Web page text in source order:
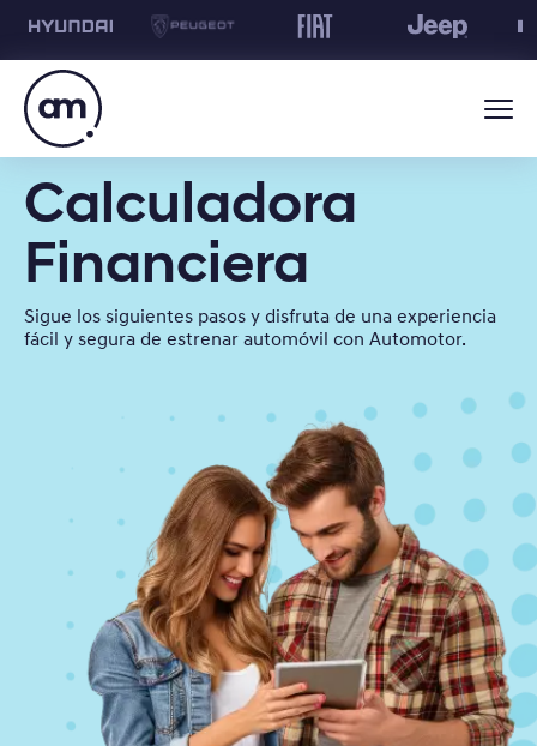
Calculadora
Financiera
Sigue los siguientes pasos y disfruta de una experiencia
fácil y segura de estrenar automóvil con Automotor.